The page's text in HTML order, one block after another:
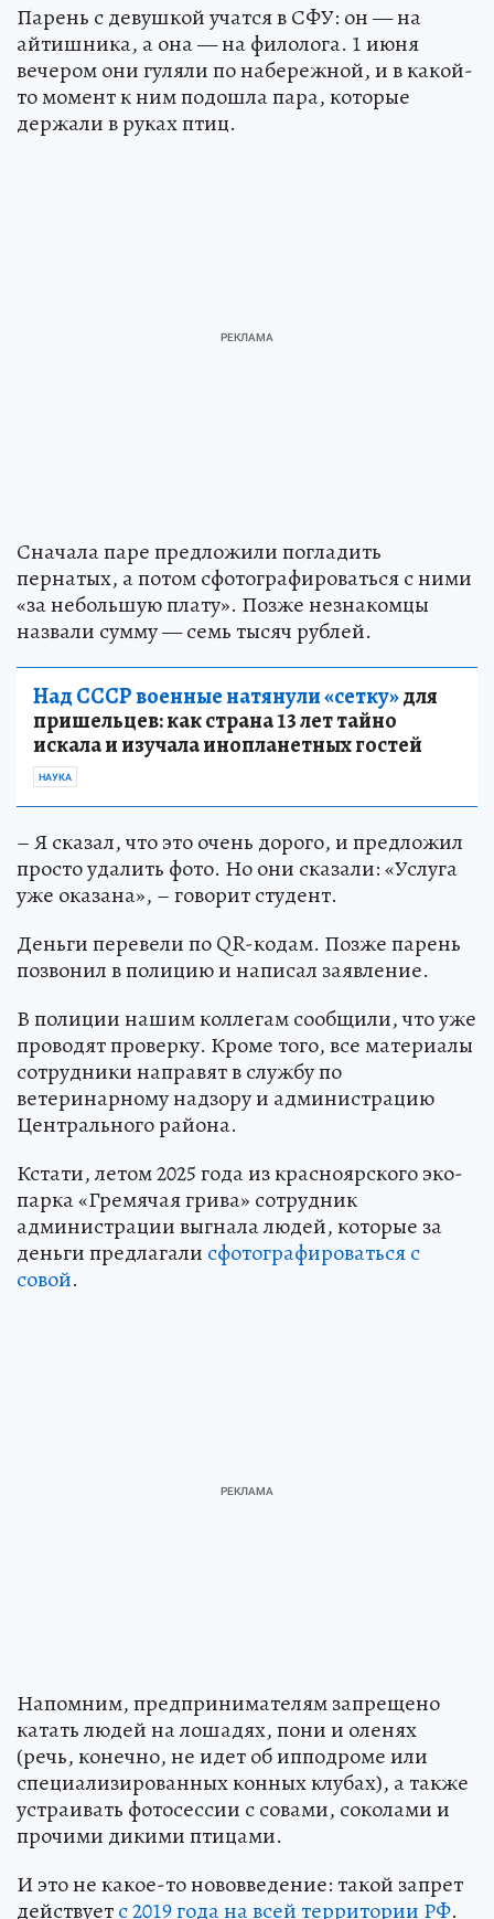
Парень с девушкой учатся в СФУ: он — на
айтишника, а она — на филолога. 1 июня
вечером они гуляли по набережной, и в какой-
то момент к ним подошла пара, которые
держали в руках птиц.
Сначала паре предложили погладить
пернатых, а потом сфотографироваться с ними
«за небольшую плату». Позже незнакомцы
назвали сумму — семь тысяч рублей.
Над СССР военные натянули «сетку»для
пришельцев: как страна 13 лет тайно
искала и изучала инопланетных гостей
НАУКА
– Я сказал, что это очень дорого, и предложил
просто удалить фото. Но они сказали: «Услуга
уже оказана», – говорит студент.
Деньги перевели по QR-кодам. Позже парень
позвонил в полицию и написал заявление.
В полиции нашим коллегам сообщили, что уже
проводят проверку. Кроме того, все материалы
сотрудники направят в службу по
ветеринарному надзору и администрацию
Центрального района.
Кстати, летом 2025 года из красноярского эко-
парка «Гремячая грива» сотрудник
администрации выгнала людей, которые за
деньги предлагали сфотографироваться с
совой.
Напомним, предпринимателям запрещено
катать людей на лошадях, пони и оленях
(речь, конечно, не идет об ипподроме или
специализированных конных клубах), а также
устраивать фотосессии с совами, соколами и
прочими дикими птицами.
И это не какое-то нововведение: такой запрет
действуетс 2019 года на всей территории РФ.